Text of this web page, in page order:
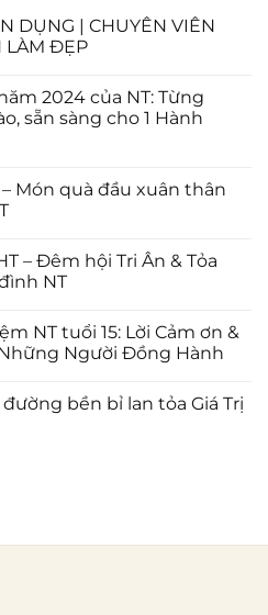
DỤNG | CHUYÊN VIÊN
LÀM ĐẸP
2024 của NT: Từng
sẵn sàng cho 1 Hành
– Món quà đầu xuân thân
– Đêm hội Tri Ân & Tỏa
NT
NT tuổi 15: Lời Cảm ơn &
Người Đồng Hành
đường bền bỉ lan tỏa Giá Trị